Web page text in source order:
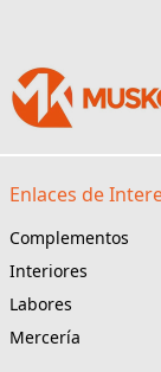
Enlaces de
Complementos
Interiores
Labores
Mercería